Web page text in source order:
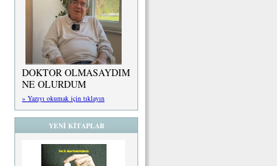
DOKTOR OLMASAYDIM
NE OLURDUM
» Yazıyı okumak için tıklayın
YENİ KİTAPLAR